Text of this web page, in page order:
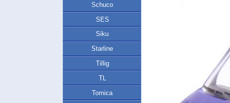
Schuco
SES
Siku
Starline
Tillig
TL
Tomica